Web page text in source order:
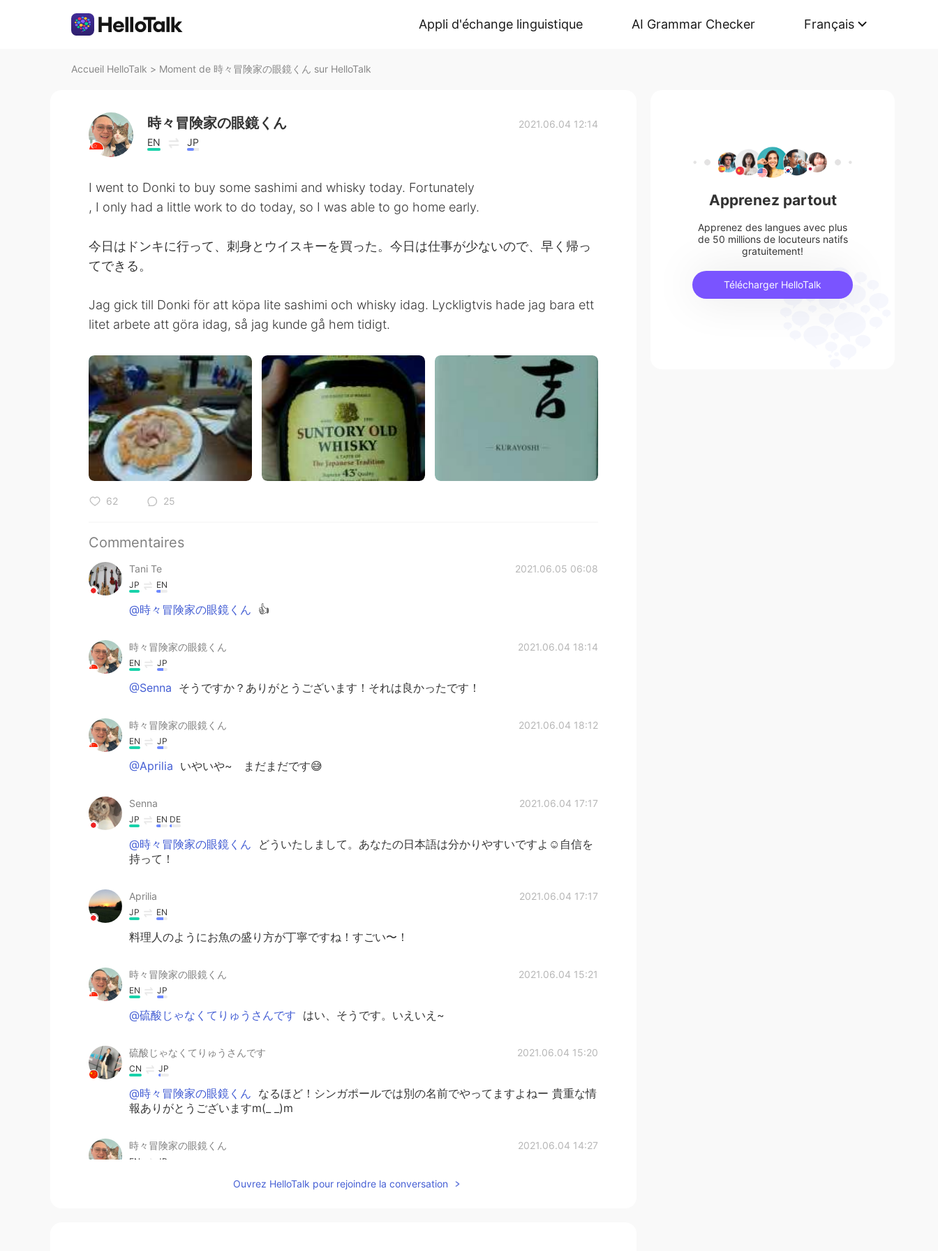
Appli d'échange linguistique AI Grammar Checker Français
Accueil HelloTalk > Moment de 時々冒険家の眼鏡くん sur HelloTalk
時々冒険家の眼鏡くん
EN JP
2021.06.04 12:14
I went to Donki to buy some sashimi and whisky today. Fortunately
, I only had a little work to do today, so I was able to go home early.
今日はドンキに行って、刺身とウイスキーを買った。今日は仕事が少ないので、早く帰っ
てできる。
Jag gick till Donki för att köpa lite sashimi och whisky idag. Lyckligtvis hade jag bara ett
litet arbete att göra idag, så jag kunde gå hem tidigt.
62 25
Commentaires
Tani Te 2021.06.05 06:08
JP EN
@時々冒険家の眼鏡くん 👍
時々冒険家の眼鏡くん 2021.06.04 18:14
EN JP
@Senna そうですか？ありがとうございます！それは良かったです！
時々冒険家の眼鏡くん 2021.06.04 18:12
EN JP
@Aprilia いやいや~ まだまだです😅
Senna 2021.06.04 17:17
JP EN DE
@時々冒険家の眼鏡くん
どういたしまして。あなたの日本語は分かりやすいですよ☺️自信を
持って！
Aprilia 2021.06.04 17:17
JP EN
料理人のようにお魚の盛り方が丁寧ですね！すごい〜！
時々冒険家の眼鏡くん 2021.06.04 15:21
EN JP
@硫酸じゃなくてりゅうさんです はい、そうです。いえいえ~
硫酸じゃなくてりゅうさんです 2021.06.04 15:20
CN JP
@時々冒険家の眼鏡くん なるほど！シンガポールでは別の名前でやってますよねー 貴重な情
報ありがとうございますm(_ _)m
時々冒険家の眼鏡くん 2021.06.04 14:27
EN JP
@硫酸じゃなくてりゅうさんです はい、そうだよ。あのドンキホーテです。シンガポールで
Ouvrez HelloTalk pour rejoindre la conversation
Apprenez partout
Apprenez des langues avec plus
de 50 millions de locuteurs natifs
gratuitement!
Télécharger HelloTalk